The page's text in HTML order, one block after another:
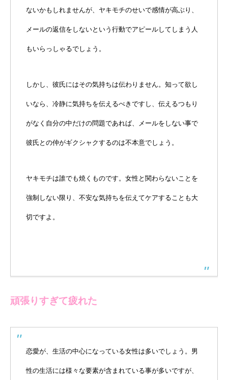
ないかもしれませんが、ヤキモチのせいで感情が高ぶり、
メールの返信をしないという行動でアピールしてしまう人
もいらっしゃるでしょう。
しかし、彼氏にはその気持ちは伝わりません。知って欲し
いなら、冷静に気持ちを伝えるべきですし、伝えるつもり
がなく自分の中だけの問題であれば、メールをしない事で
彼氏との仲がギクシャクするのは不本意でしょう。
ヤキモチは誰でも焼くものです。女性と関わらないことを
強制しない限り、不安な気持ちを伝えてケアすることも大
切ですよ。
頑張りすぎて疲れた
恋愛が、生活の中心になっている女性は多いでしょう。男
性の生活には様々な要素が含まれている事が多いですが、